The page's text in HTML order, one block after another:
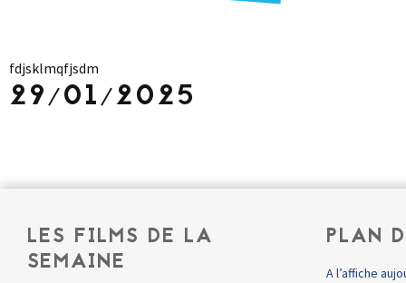
fdjsklmqfjsdm
29/01/2025
LES FILMS DE LA
SEMAINE
PLAN
A l’affiche